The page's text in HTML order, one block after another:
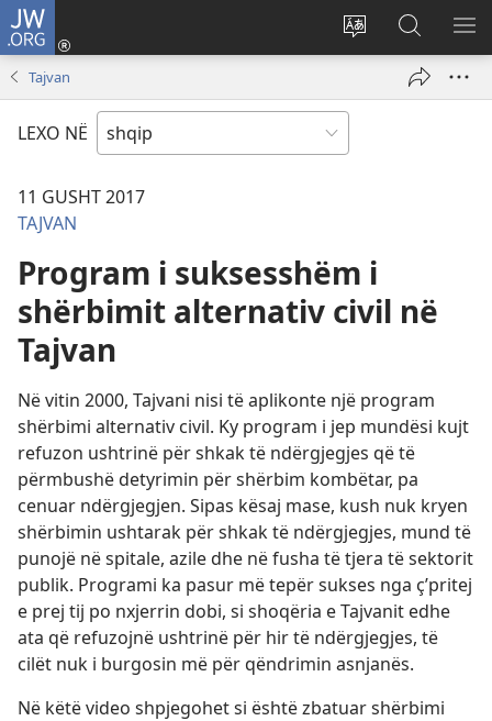
JW.ORG
Ndrysho
Hyr
me
dritare
Kërko
në
JW.ORG
Tajvan
LEXO NË
11 GUSHT 2017
TAJVAN
Program i suksesshëm i
shërbimit alternativ civil në
Tajvan
Në vitin 2000, Tajvani nisi të aplikonte një program
shërbimi alternativ civil. Ky program i jep mundësi kujt
refuzon ushtrinë për shkak të ndërgjegjes që të
përmbushë detyrimin për shërbim kombëtar, pa
cenuar ndërgjegjen. Sipas kësaj mase, kush nuk kryen
shërbimin ushtarak për shkak të ndërgjegjes, mund të
punojë në spitale, azile dhe në fusha të tjera të sektorit
publik. Programi ka pasur më tepër sukses nga ç’pritej
e prej tij po nxjerrin dobi, si shoqëria e Tajvanit edhe
ata që refuzojnë ushtrinë për hir të ndërgjegjes, të
cilët nuk i burgosin më për qëndrimin asnjanës.
Në këtë video shpjegohet si është zbatuar shërbimi